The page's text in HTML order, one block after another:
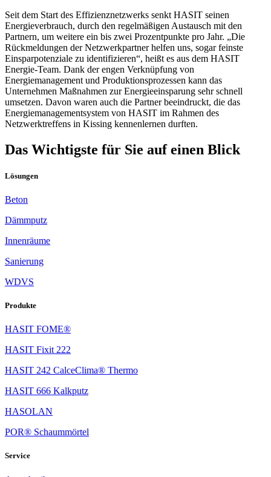
Seit dem Start des Effizienznetzwerks senkt HASIT seinen
Energieverbrauch, durch den regelmäßigen Austausch mit den
Partnern, um weitere ein bis zwei Prozentpunkte pro Jahr. „Die
Rückmeldungen der Netzwerkpartner helfen uns, sogar feinste
Einsparpotenziale zu identifizieren“, heißt es aus dem HASIT
Energie-Team. Dank der engen Verknüpfung von
Energiemanagement und Produktionsprozessen kann das
Unternehmen Maßnahmen zur Energieeinsparung sehr schnell
umsetzen. Davon waren auch die Partner beeindruckt, die das
Energiemanagementsystem von HASIT im Rahmen des
Netzwerktreffens in Kissing kennenlernen durften.
Das Wichtigste für Sie auf einen Blick
Lösungen
Beton
Dämmputz
Innenräume
Sanierung
WDVS
Produkte
HASIT FOME®
HASIT Fixit 222
HASIT 242 CalceClima® Thermo
HASIT 666 Kalkputz
HASOLAN
POR® Schaummörtel
Service